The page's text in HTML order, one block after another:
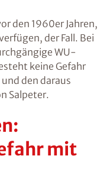
den 1960er Jahren,
der Fall. Bei
WU-
keine Gefahr
den daraus
Salpeter.
mit